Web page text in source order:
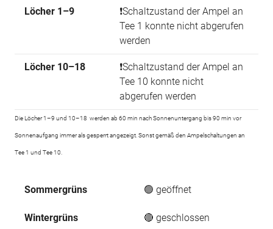
Löcher 1–9
❗Schaltzustand der Ampel an
Tee 1 konnte nicht abgerufen
werden
Löcher 10–18
❗Schaltzustand der Ampel an
Tee 10 konnte nicht
abgerufen werden
Die Löcher 1–9 und 10–18 werden ab 60 min nach Sonnenuntergang bis 90 min vor
Sonnenaufgang immer als gesperrt angezeigt. Sonst gemäß den Ampelschaltungen an
Tee 1 und Tee 10.
Sommergrüns 🟢 geöffnet
Wintergrüns 🔴 geschlossen